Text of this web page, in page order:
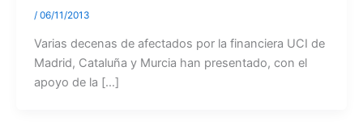
/ 06/11/2013
Varias decenas de afectados por la financiera UCI de
Madrid, Cataluña y Murcia han presentado, con el
apoyo de la […]